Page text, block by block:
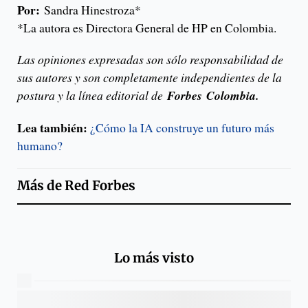
Por: Sandra Hinestroza*
*La autora es Directora General de HP en Colombia.
Las opiniones expresadas son sólo responsabilidad de
sus autores y son completamente independientes de la
postura y la línea editorial deForbes Colombia.
Lea también: ¿Cómo la IA construye un futuro más
humano?
Más deRed Forbes
Lo más visto